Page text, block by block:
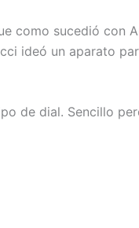
como sucedió con
ideó un aparato
de dial. Sencillo